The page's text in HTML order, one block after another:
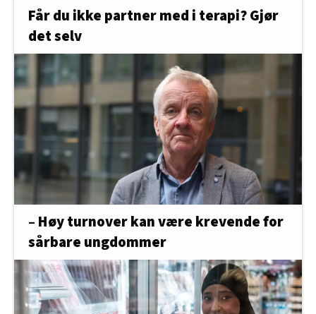
Får du ikke partner med i terapi? Gjør
det selv
– Høy turnover kan være krevende for
sårbare ungdommer